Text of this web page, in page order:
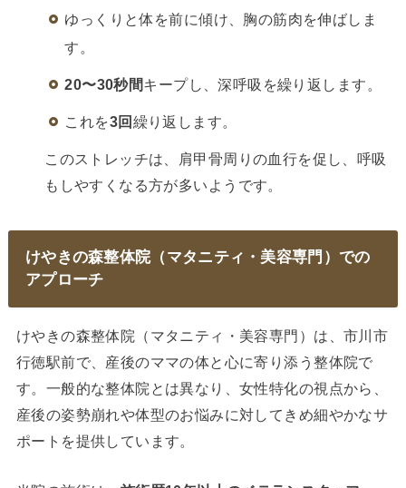
ゆっくりと体を前に傾け、胸の筋肉を伸ばしま
す。
20〜30秒間キープし、深呼吸を繰り返します。
これを3回 繰り返します。
このストレッチは、肩甲骨周りの血行を促し、呼吸
もしやすくなる方が多いようです。
けやきの森整体院（マタニティ・美容専門）での
アプローチ
けやきの森整体院（マタニティ・美容専門）は、市川市
行徳駅前で、産後のママの体と心に寄り添う整体院で
す。一般的な整体院とは異なり、女性特化の視点から、
産後の姿勢崩れや体型のお悩みに対してきめ細やかなサ
ポートを提供しています。